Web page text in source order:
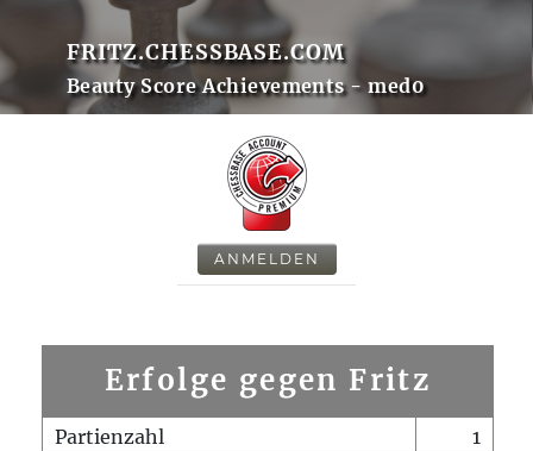
FRITZ.CHESSBASE.COM
Beauty Score Achievements - med0
ANMELDEN
Erfolge gegen Fritz
Partienzahl
1